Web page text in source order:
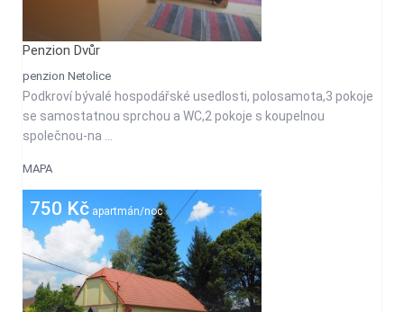
Penzion Dvůr
penzion Netolice
Podkroví bývalé hospodářské usedlosti, polosamota,3 pokoje
se samostatnou sprchou a WC,2 pokoje s koupelnou
společnou-na ...
MAPA
750 Kčapartmán/noc